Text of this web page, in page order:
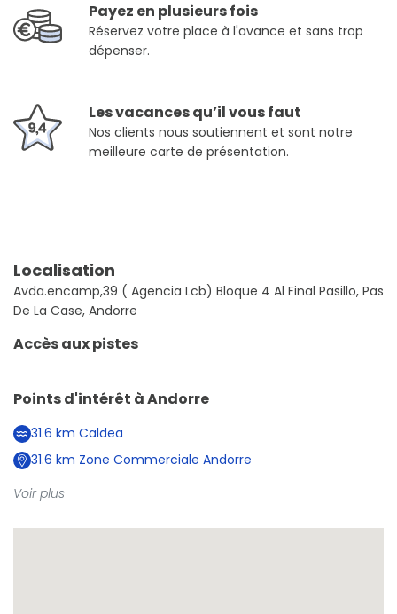
Payez en plusieurs fois
Réservez votre place à l'avance et sans trop
dépenser.
Les vacances qu’il vous faut
Nos clients nous soutiennent et sont notre
meilleure carte de présentation.
Localisation
Avda.encamp,39 ( Agencia Lcb) Bloque 4 Al Final Pasillo, Pas
De La Case, Andorre
Accès aux pistes
Points d'intérêt àAndorre
31.6 km Caldea
31.6 km Zone Commerciale Andorre
Voir plus